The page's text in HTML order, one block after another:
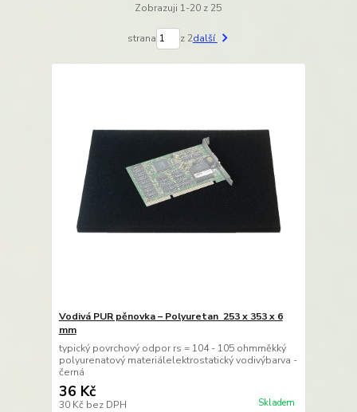
Zobrazuji 1-20 z 25
strana z 2další
Vodivá PUR pěnovka – Polyuretan 253 x 353 x 6
mm
typický povrchový odpor rs = 104 - 105 ohmměkký
polyurenatový materiálelektrostatický vodivýbarva -
černá
36 Kč
30 Kč bez DPH Skladem